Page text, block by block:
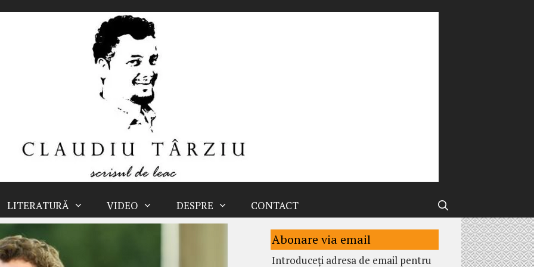
LITERATURĂ VIDEO DESPRE CONTACT
Abonare via email
Introduceți adresa de email pentru